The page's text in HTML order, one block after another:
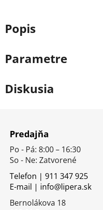
Popis
Parametre
Diskusia
Predajňa
Po - Pá: 8:00 – 16:30
So - Ne: Zatvorené
Telefon | 911 347 925
E-mail | info@lipera.sk
Bernolákova 18